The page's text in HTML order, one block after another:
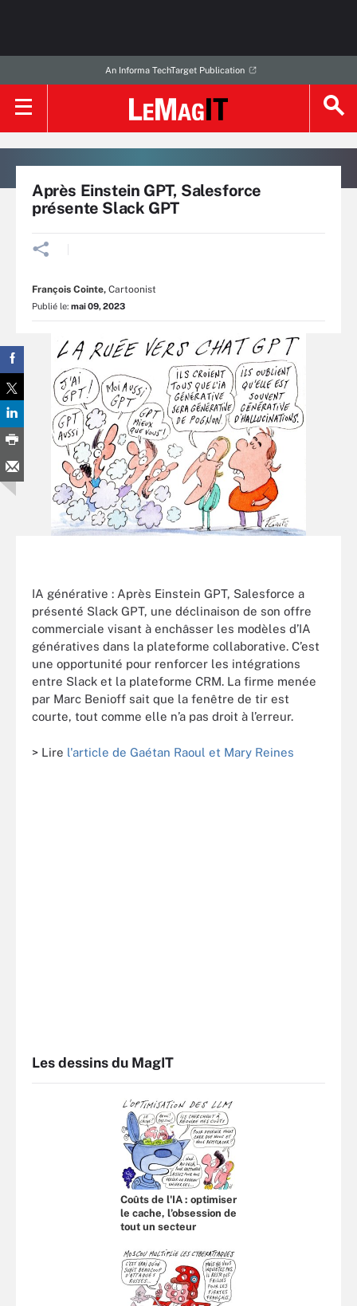
An Informa TechTarget Publication
Après Einstein GPT, Salesforce
présente Slack GPT
François Cointe, Cartoonist
Publié le: mai 09, 2023
IA générative : Après Einstein GPT, Salesforce a
présenté Slack GPT, une déclinaison de son offre
commerciale visant à enchâsser les modèles d’IA
génératives dans la plateforme collaborative. C’est
une opportunité pour renforcer les intégrations
entre Slack et la plateforme CRM. La firme menée
par Marc Benioff sait que la fenêtre de tir est
courte, tout comme elle n’a pas droit à l’erreur.
> Lire l'article de Gaétan Raoul et Mary Reines
Les dessins du MagIT
Coûts de l'IA : optimiser
le cache, l’obsession de
tout un secteur